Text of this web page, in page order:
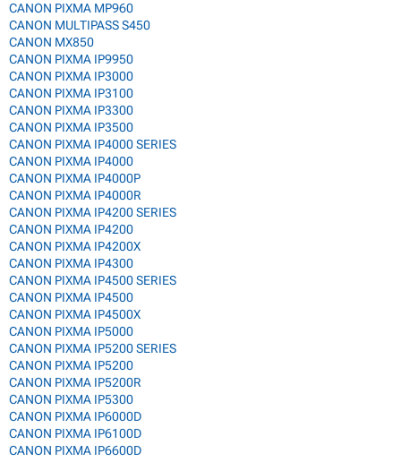
CANON PIXMA MP960
CANON MULTIPASS S450
CANON MX850
CANON PIXMA IP9950
CANON PIXMA IP3000
CANON PIXMA IP3100
CANON PIXMA IP3300
CANON PIXMA IP3500
CANON PIXMA IP4000 SERIES
CANON PIXMA IP4000
CANON PIXMA IP4000P
CANON PIXMA IP4000R
CANON PIXMA IP4200 SERIES
CANON PIXMA IP4200
CANON PIXMA IP4200X
CANON PIXMA IP4300
CANON PIXMA IP4500 SERIES
CANON PIXMA IP4500
CANON PIXMA IP4500X
CANON PIXMA IP5000
CANON PIXMA IP5200 SERIES
CANON PIXMA IP5200
CANON PIXMA IP5200R
CANON PIXMA IP5300
CANON PIXMA IP6000D
CANON PIXMA IP6100D
CANON PIXMA IP6600D